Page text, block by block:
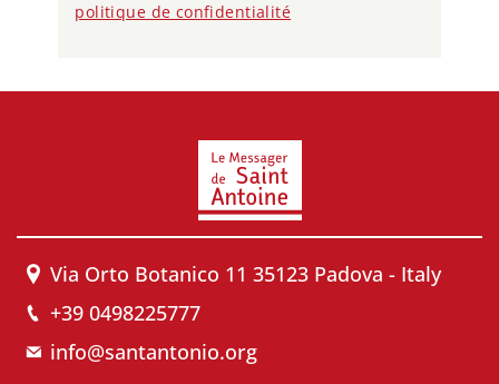
politique de confidentialité
Via Orto Botanico 11 35123 Padova - Italy
+39 0498225777
info@santantonio.org